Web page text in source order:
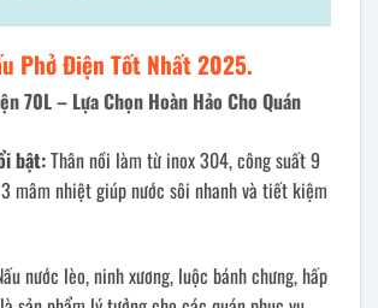
Phở Điện Tốt Nhất 2025.
70L – Lựa Chọn Hoàn Hảo Cho Quán
bật:Thân nồi làm từ inox 304, công suất 9
mâm nhiệt giúp nước sôi nhanh và tiết kiệm
nước lèo, ninh xương, luộc bánh chưng, hấp